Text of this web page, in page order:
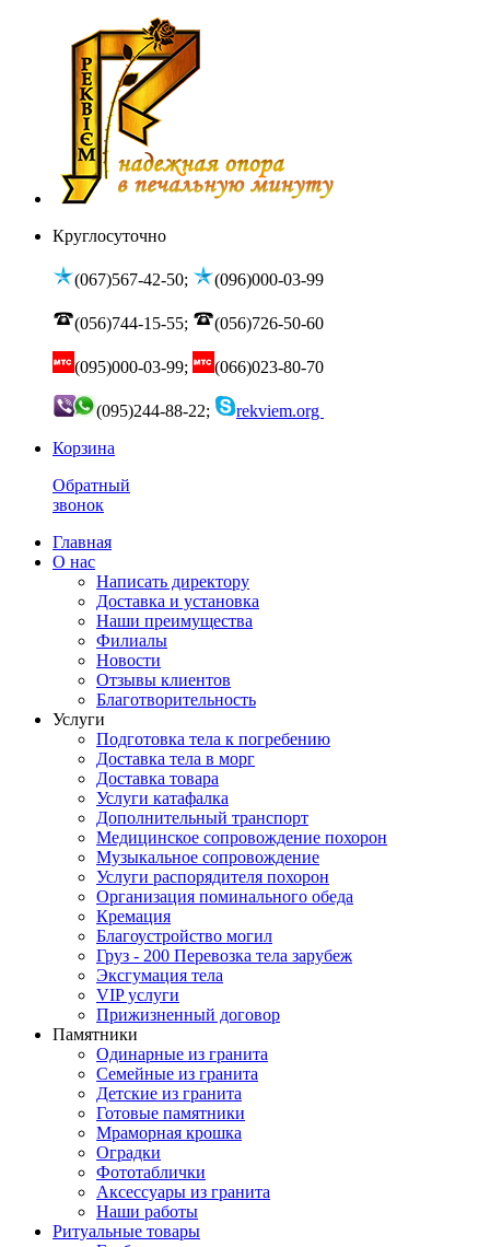
Круглосуточно
(067)567-42-50; (096)000-03-99
(056)744-15-55; (056)726-50-60
(095)000-03-99; (066)023-80-70
(095)244-88-22;
rekviem.org
Корзина
Обратный
звонок
Главная
О нас
Написать директору
Доставка и установка
Наши преимущества
Филиалы
Новости
Отзывы клиентов
Благотворительность
Услуги
Подготовка тела к погребению
Доставка тела в морг
Доставка товара
Услуги катафалка
Дополнительный транспорт
Медицинское сопровождение похорон
Музыкальное сопровождение
Услуги распорядителя похорон
Организация поминального обеда
Кремация
Благоустройство могил
Груз - 200 Перевозка тела зарубеж
Эксгумация тела
VIP услуги
Прижизненный договор
Памятники
Одинарные из гранита
Семейные из гранита
Детские из гранита
Готовые памятники
Мраморная крошка
Оградки
Фототаблички
Аксессуары из гранита
Наши работы
Ритуальные товары